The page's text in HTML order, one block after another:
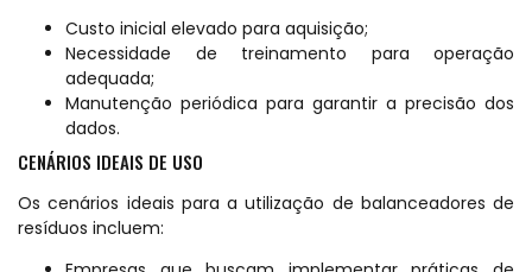
Custo inicial elevado para aquisição;
Necessidade de treinamento para operação
adequada;
Manutenção periódica para garantir a precisão dos
dados.
CENÁRIOS IDEAIS DE USO
Os cenários ideais para a utilização de balanceadores de
resíduos incluem: